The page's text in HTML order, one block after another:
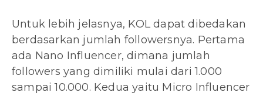
Untuk lebih jelasnya, KOL dapat dibedakan
berdasarkan jumlah followersnya. Pertama
ada Nano Influencer, dimana jumlah
followers yang dimiliki mulai dari 1.000
sampai 10.000. Kedua yaitu Micro Influencer